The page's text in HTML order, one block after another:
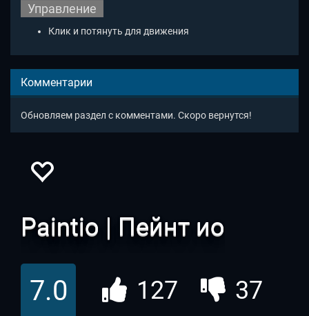
Управление
Клик и потянуть для движения
Комментарии
Обновляем раздел с комментами. Скоро вернутся!
Paintio | Пейнт ио
7.0 127 37